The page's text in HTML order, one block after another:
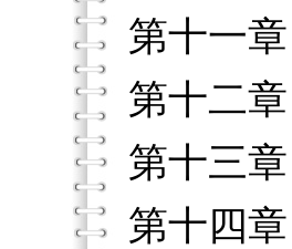
第十一
第十二
第十三
第十四